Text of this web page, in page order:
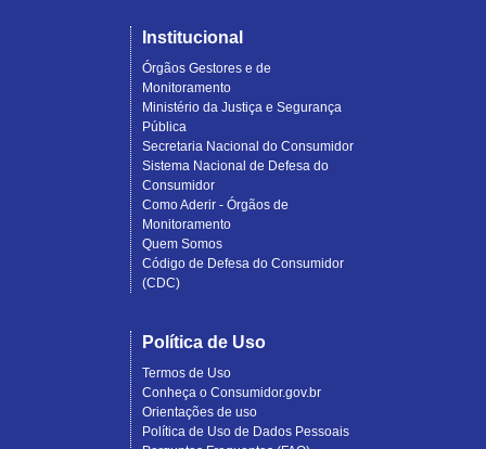
Institucional
Órgãos Gestores e de
Monitoramento
Ministério da Justiça e Segurança
Pública
Secretaria Nacional do Consumidor
Sistema Nacional de Defesa do
Consumidor
Como Aderir - Órgãos de
Monitoramento
Quem Somos
Código de Defesa do Consumidor
(CDC)
Política de Uso
Termos de Uso
Conheça o Consumidor.gov.br
Orientações de uso
Política de Uso de Dados Pessoais